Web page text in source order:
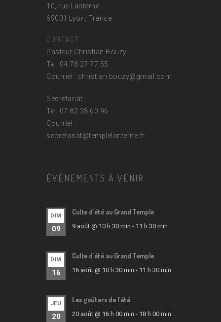
10, rue Lanterne
69001 Lyon, France
CONTACT
Pasteur Christian Bouzy :
Tel. 04 78 27 77 55
Courriel : christian.bouzy@gmail.com
Secrétariat :
Tel. 07 82 28 60 96
Courriel :
secretariat@templelanterne.fr
ÉVÉNEMENTS À VENIR
DIM
09
Culte d’été au Grand Temple
9 août @ 10 h 30 min - 11 h 30 min
DIM
16
Culte d’été au Grand Temple
16 août @ 10 h 30 min - 11 h 30 min
JEU
20
Les goûters de l’été
20 août @ 16 h 00 min - 18 h 00 min